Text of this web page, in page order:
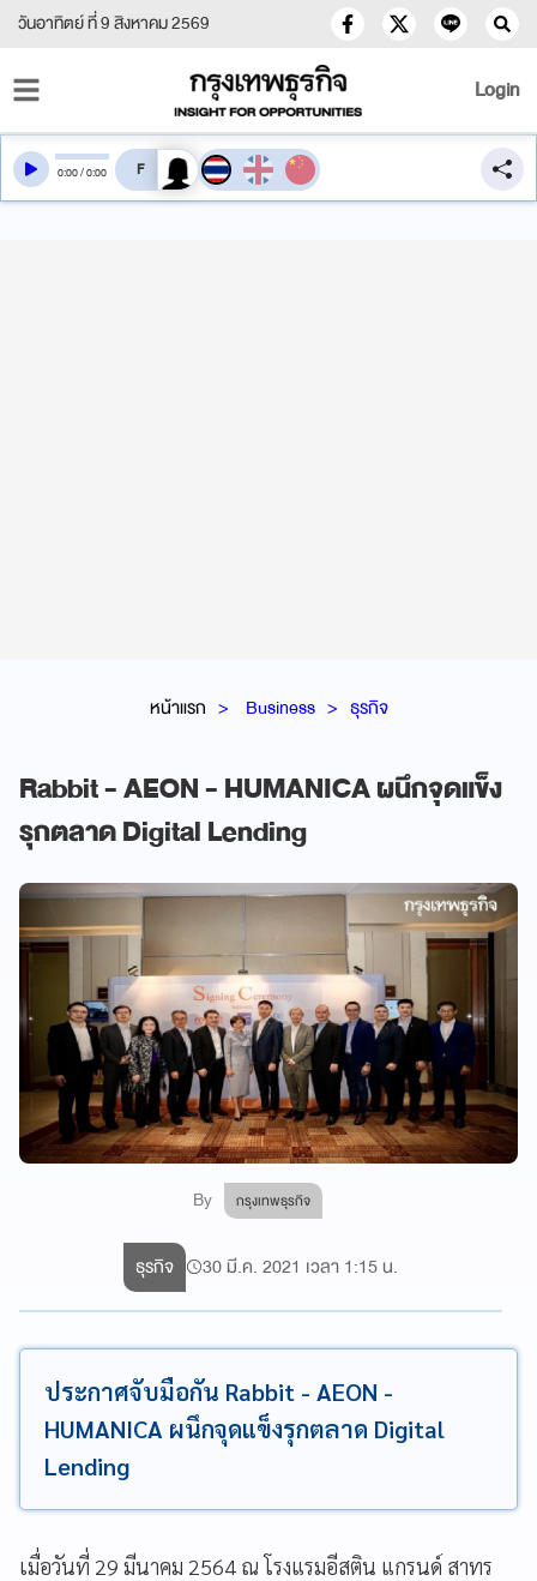
วันอาทิตย์ ที่ 9 สิงหาคม 2569
Login
หน้าแรก Business ธุรกิจ
Rabbit - AEON - HUMANICA ผนึกจุดแข็ง
รุกตลาด Digital Lending
By กรุงเทพธุรกิจ
0:00/0:00 สลับเสียงอ่าน
ธุรกิจ 30 มี.ค. 2021 เวลา 1:15 น.
ประกาศจับมือกัน Rabbit - AEON -
HUMANICA ผนึกจุดแข็งรุกตลาด Digital
Lending
เมื่อวันที่ 29 มีนาคม 2564 ณ โรงแรมอีสติน แกรนด์ สาทร